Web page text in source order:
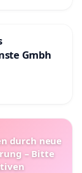
Gmbh
durch neue
– Bitte